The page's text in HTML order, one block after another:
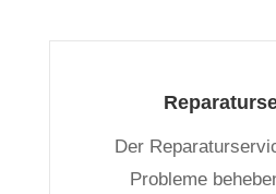
Der
Probleme